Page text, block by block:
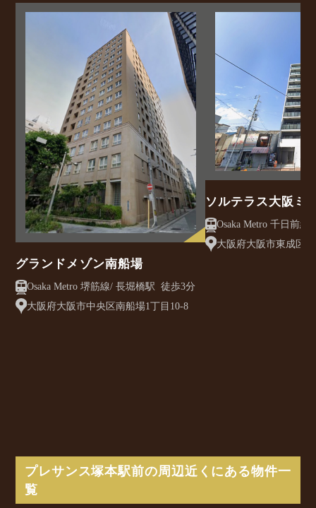
グランドメゾン南船場
Osaka Metro 堺筋線/ 長堀橋駅 徒歩3分
大阪府大阪市中央区南船場1丁目10-8
ソルテラス大阪ミ
クレアスト
大阪府大阪市東成区
プレサンス塚本駅前の周辺近くにある物件一
覧